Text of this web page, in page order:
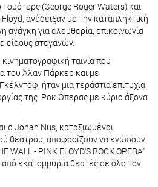
(George Roger Waters) και
ανέδειξαν με την καταπληκτική
ανάγκη για ελευθερία, επικοινωνία
είδους στεγανών.
ταινία που
του Άλαν Πάρκερ και με
ήταν μια τεράστια επιτυχία
της Ροκ Όπερας με κύριο άξονα
ο Johan Nus, καταξιωμένοι
θεάτρου, αποφασίζουν να ενώσουν
WALL - PINK FLOYD'S ROCK OPERA”
από εκατομμύρια θεατές σε όλο τον